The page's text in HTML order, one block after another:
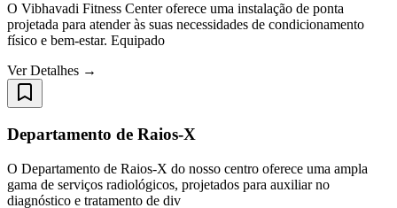
O Vibhavadi Fitness Center oferece uma instalação de ponta
projetada para atender às suas necessidades de condicionamento
físico e bem-estar. Equipado
Ver Detalhes →
Departamento de Raios-X
O Departamento de Raios-X do nosso centro oferece uma ampla
gama de serviços radiológicos, projetados para auxiliar no
diagnóstico e tratamento de div